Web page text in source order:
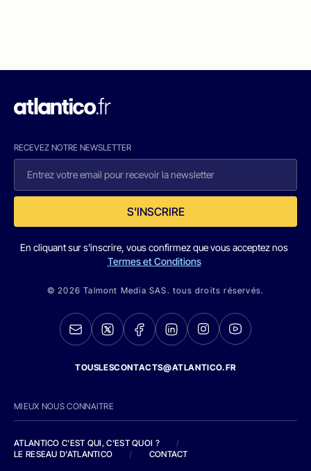
RECEVEZ NOTRE NEWSLETTER
S'INSCRIRE
En cliquant sur s'inscrire, vous confirmez que vous acceptez nos
Termes et Conditions
© 2026 Talmont Media SAS. tous droits réservés.
TOUSLESCONTACTS@ATLANTICO.FR
MIEUX NOUS CONNAITRE
ATLANTICO C'EST QUI, C'EST QUOI ?
/
LE RESEAU D'ATLANTICO
/ CONTACT